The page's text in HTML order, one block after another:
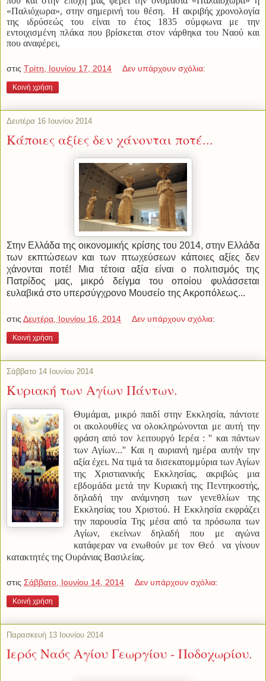
«Παλιόχωρα», στην σημερινή του θέση. Η ακριβής χρονολογία
της ιδρύσεώς του είναι το έτος 1835 σύμφωνα με την
εντοιχισμένη πλάκα που βρίσκεται στον νάρθηκα του Ναού και
που αναφέρει,
στις Τρίτη, Ιουνίου 17, 2014 Δεν υπάρχουν σχόλια:
Κοινή χρήση
Δευτέρα 16 Ιουνίου 2014
Κάποιες αξίες δεν χάνονται ποτέ...
Στην Ελλάδα της οικονομικής κρίσης του 2014, στην Ελλάδα
των εκπτώσεων και των πτωχεύσεων κάποιες αξίες δεν
χάνονται ποτέ! Μια τέτοια αξία είναι ο πολιτισμός της
Πατρίδος μας, μικρό δείγμα του οποίου φυλάσσεται
ευλαβικά στο υπερσύγχρονο Μουσείο της Ακροπόλεως...
στις Δευτέρα, Ιουνίου 16, 2014 Δεν υπάρχουν σχόλια:
Κοινή χρήση
Σάββατο 14 Ιουνίου 2014
Κυριακή των Αγίων Πάντων.
Θυμάμαι, μικρό παιδί στην Εκκλησία, πάντοτε
οι ακολουθίες να ολοκληρώνονται με αυτή την
φράση από τον λειτουργό Ιερέα : '' και πάντων
των Αγίων...'' Και η αυριανή ημέρα αυτήν την
αξία έχει. Να τιμά τα δισεκατομμύρια των Αγίων
της Χριστιανικής Εκκλησίας, ακριβώς μια
εβδομάδα μετά την Κυριακή της Πεντηκοστής,
δηλαδή την ανάμνηση των γενεθλίων της
Εκκλησίας του Χριστού. Η Εκκλησία εκφράζει
την παρουσία Της μέσα από τα πρόσωπα των
Αγίων, εκείνων δηλαδή που με αγώνα
κατάφεραν να ενωθούν με τον Θεό να γίνουν
κατακτητές της Ουράνιας Βασιλείας.
στις Σάββατο, Ιουνίου 14, 2014 Δεν υπάρχουν σχόλια:
Κοινή χρήση
Παρασκευή 13 Ιουνίου 2014
Ιερός Ναός Αγίου Γεωργίου - Ποδοχωρίου.